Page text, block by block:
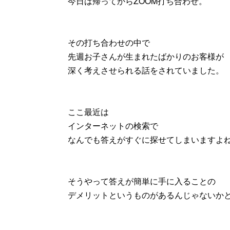
その打ち合わせの中で
先週お子さんが生まれたばかりのお客様が
深く考えさせられる話をされていました。
ここ最近は
インターネットの検索で
なんでも答えがすぐに探せてしまいますよね
そうやって答えが簡単に手に入ることの
デメリットというものがあるんじゃないかと